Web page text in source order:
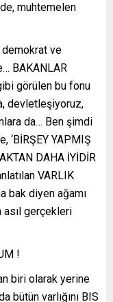
muhtemelen
ve
BAKANLAR
görülen bu fonu
devletleşiyoruz,
da… Ben şimdi
‘BİRŞEY YAPMIŞ
DAHA İYİDİR
VARLIK
bak diyen ağamı
gerçekleri
!
biri olarak yerine
bütün varlığını BIS